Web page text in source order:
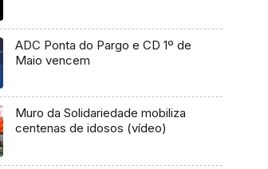
ADC Ponta do Pargo e CD 1º de
Maio vencem
Muro da Solidariedade mobiliza
centenas de idosos (vídeo)